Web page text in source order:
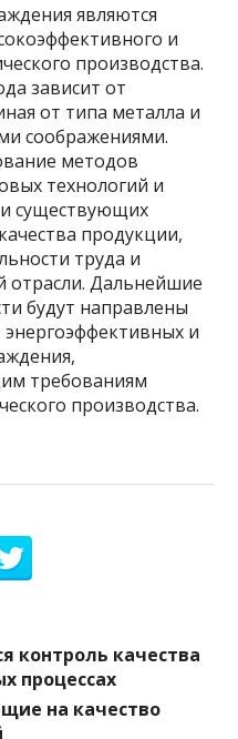
являются
и
производства.
зависит от
от типа металла и
соображениями.
методов
технологий и
существующих
продукции,
труда и
отрасли. Дальнейшие
будут направлены
и
требованиям
производства.
контроль качества
процессах
на качество